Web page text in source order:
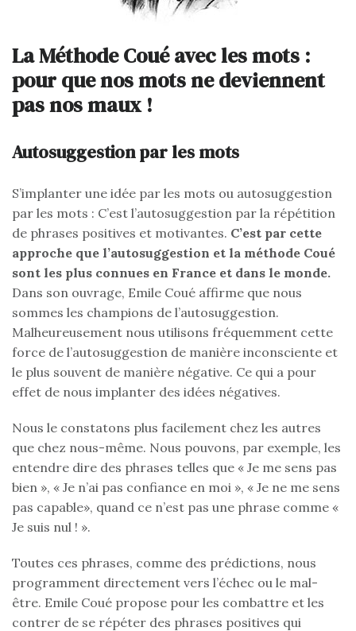
La Méthode Coué avec les mots :
pour que nos mots ne deviennent
pas nos maux !
Autosuggestion par les mots
S’implanter une idée par les mots ou autosuggestion
par les mots : C’est l’autosuggestion par la répétition
de phrases positives et motivantes. C’est par cette
approche que l’autosuggestion et la méthode Coué
sont les plus connues en France et dans le monde.
Dans son ouvrage, Emile Coué affirme que nous
sommes les champions de l’autosuggestion.
Malheureusement nous utilisons fréquemment cette
force de l’autosuggestion de manière inconsciente et
le plus souvent de manière négative. Ce qui a pour
effet de nous implanter des idées négatives.
Nous le constatons plus facilement chez les autres
que chez nous-même. Nous pouvons, par exemple, les
entendre dire des phrases telles que « Je me sens pas
bien », « Je n’ai pas confiance en moi », « Je ne me sens
pas capable», quand ce n’est pas une phrase comme «
Je suis nul ! ».
Toutes ces phrases, comme des prédictions, nous
programment directement vers l’échec ou le mal-
être. Emile Coué propose pour les combattre et les
contrer de se répéter des phrases positives qui